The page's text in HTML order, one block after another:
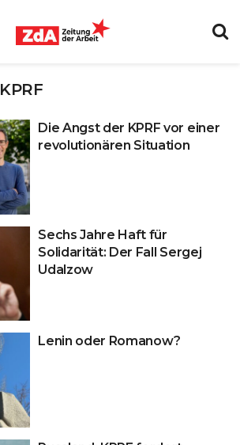
KPRF
Die Angst der KPRF vor einer
revolutionären Situation
Sechs Jahre Haft für
Solidarität: Der Fall Sergej
Udalzow
Lenin oder Romanow?